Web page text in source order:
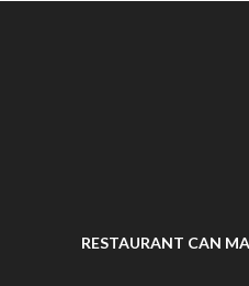
RESTAURANT CAN